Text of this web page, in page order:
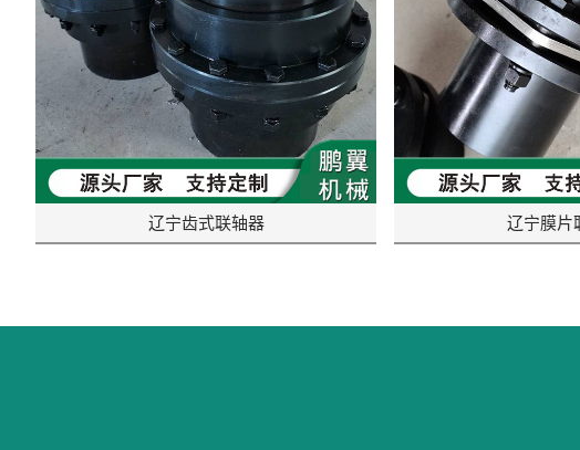
辽宁齿式联轴器 辽宁膜片